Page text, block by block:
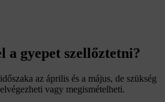
a gyepet szellőztetni?
az április és a május, de szükség
vagy megismételheti.